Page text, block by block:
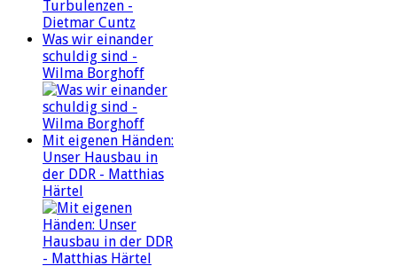
Was wir einander
schuldig sind -
Wilma Borghoff
Mit eigenen Händen:
Unser Hausbau in
der DDR - Matthias
Härtel